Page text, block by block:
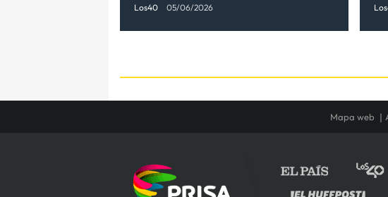
Los40 05/06/2026
Mapa web